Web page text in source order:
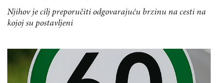
Njihov je cilj preporučiti odgovarajuću brzinu na cesti na
kojoj su postavljeni